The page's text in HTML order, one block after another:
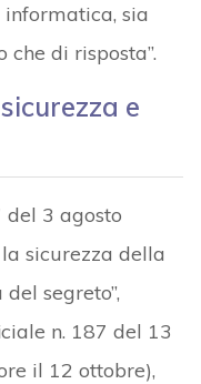
sia
di risposta”.
e
3 agosto
sicurezza della
segreto”,
n. 187 del 13
il 12 ottobre),